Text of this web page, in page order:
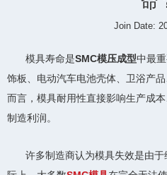
Join Date:
模具寿命是SMC模压成型中最
饰板、电动汽车电池壳体、卫浴产
而言，模具耐用性直接影响生产成
制造利润。
许多制造商认为模具失效是由